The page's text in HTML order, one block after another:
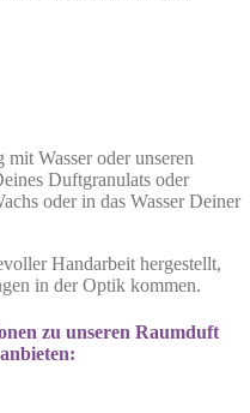
Wasser oder unseren
Duftgranulats oder
oder in das Wasser Deiner
Handarbeit hergestellt,
in der Optik kommen.
zu unseren Raumduft